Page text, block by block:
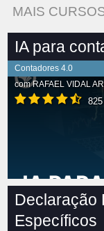
MAIS
IA para
Contadores 4.0
comRAFAEL VIDAL
Declaração
Específicos